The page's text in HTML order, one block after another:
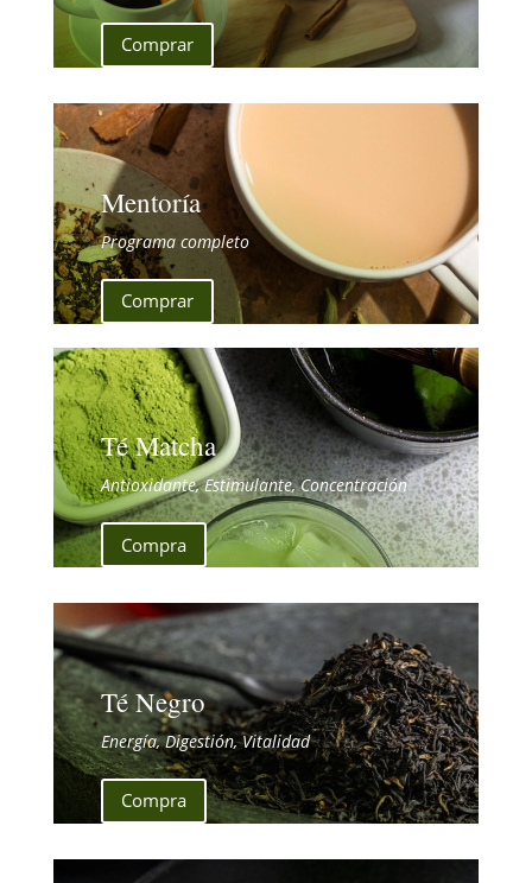
Comprar
Mentoría
Programa completo
Comprar
Té Matcha
Antioxidante, Estimulante, Concentración
Compra
Té Negro
Energía, Digestión, Vitalidad
Compra